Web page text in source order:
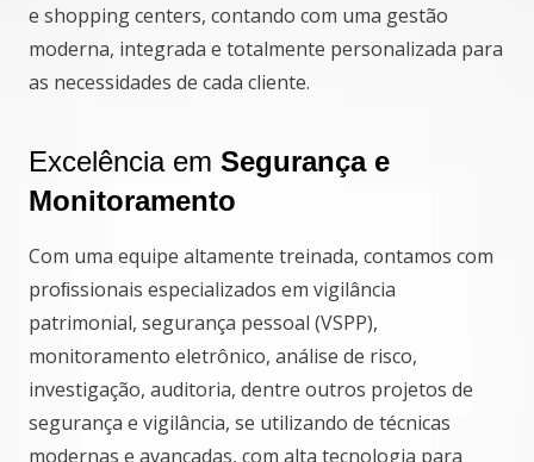
e shopping centers, contando com uma gestão
moderna, integrada e totalmente personalizada para
as necessidades de cada cliente.
Excelência em Segurança e
Monitoramento
Com uma equipe altamente treinada, contamos com
proﬁssionais especializados em vigilância
patrimonial, segurança pessoal (VSPP),
monitoramento eletrônico, análise de risco,
investigação, auditoria, dentre outros projetos de
segurança e vigilância, se utilizando de técnicas
modernas e avançadas, com alta tecnologia para